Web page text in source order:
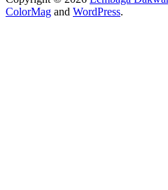
ColorMag and WordPress.